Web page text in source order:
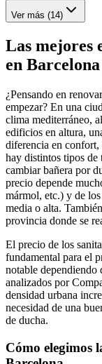
Ver más (14)
Las mejores
en
¿Pensando en
empezar? En una
clima mediterráneo,
edificios en altura,
diferencia en
hay distintos tipos de
cambiar bañera por
precio depende
mármol, etc.) y de
media o alta.
provincia donde se
El precio de los
fundamental para el
notable dependiendo
analizados por
densidad urbana
necesidad de una
de ducha.
Cómo elegimos